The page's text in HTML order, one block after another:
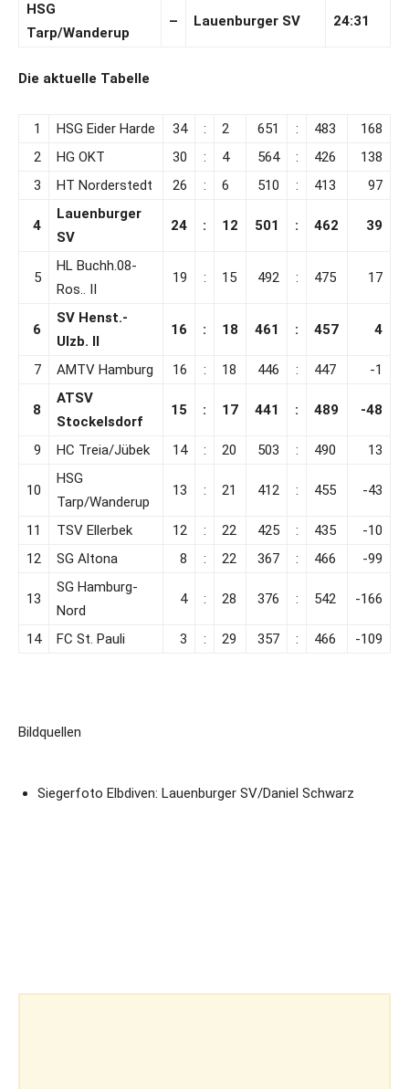
HSG
Tarp/Wanderup
– Lauenburger SV 24:31
Die aktuelle Tabelle
1 HSG Eider Harde 34 : 2 651 : 483
168
2
HG OKT 30 : 4 564 : 426
138
3
HT Norderstedt 26 : 6 510 : 413 97
4
Lauenburger
SV
24 : 12 501 : 462 39
5
HL Buchh.08-
Ros.. II
19 : 15 492 : 475 17
6
SV Henst.-
Ulzb. II
16 : 18 461 : 457 4
7 AMTV Hamburg 16 : 18 446 : 447 -1
8
ATSV
Stockelsdorf
15 : 17 441 : 489 -48
9 HC Treia/Jübek 14 : 20 503 : 490 13
10
HSG
Tarp/Wanderup
13 : 21 412 : 455 -43
11 TSV Ellerbek 12 : 22 425 : 435
-10
12
SG Altona 8 : 22 367 : 466 -99
13
SG Hamburg-
Nord
4 : 28 376 : 542 -166
14 FC St. Pauli 3 : 29 357 : 466 -109
Bildquellen
Siegerfoto Elbdiven: Lauenburger SV/Daniel Schwarz